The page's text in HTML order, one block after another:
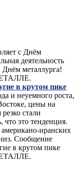
с Днём
деятельность
металлурга!
в крутом пике
и неуемного роста,
цены на
стали
что это тенденция.
иранских
Сообщение
в крутом пике